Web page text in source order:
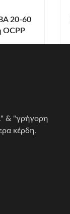
20-60
OCPP
& "γρήγορη
κέρδη.